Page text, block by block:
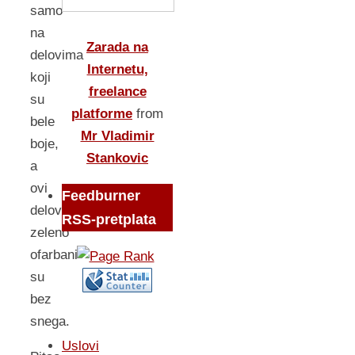
samo
na
delovima
koji
su
bele
boje,
a
ovi
delovi
zeleno
ofarbani
su
bez
snega.
Zarada na
Internetu,
freelance
platforme from
Mr Vladimir
Stankovic
Feedburner
RSS-pretplata
Uslovi